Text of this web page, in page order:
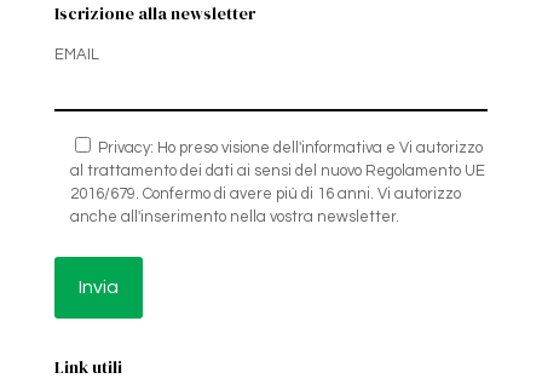
Iscrizione alla newsletter
EMAIL
Privacy: Ho preso visione dell'informativa e Vi autorizzo
al trattamento dei dati ai sensi del nuovo Regolamento UE
2016/679. Confermo di avere più di 16 anni. Vi autorizzo
anche all'inserimento nella vostra newsletter.
Link utili